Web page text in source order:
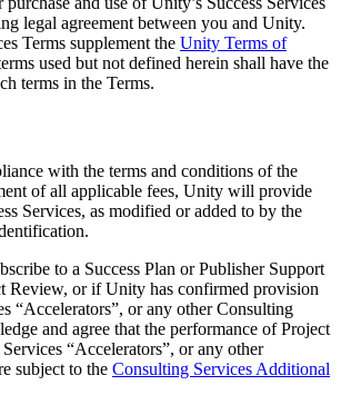
y operaciones de juego en vivo
aplicación
de la aplicación en tiendas físicas y en el
(D2C).
con los juegos adecuados
Monetizar con Unity
en tienda en experiencias en línea
y las experiencias en el automóvil
mundo real
y bloques de construcción
y consejos técnicos
de prensa
creadores e insiders
de Unity en todo el mundo
prácticas
fines educativos
a tu institución
de Unity
legal agreement between you and Unity.
Terms supplement the Unity Terms of
used but not defined herein shall have the
terms in the Terms.
with the terms and conditions of the
of all applicable fees, Unity will provide
Services, as modified or added to by the
to a Success Plan or Publisher Support
Review, or if Unity has confirmed provision
“Accelerators”, or any other Consulting
and agree that the performance of Project
“Accelerators”, or any other
subject to the Consulting Services Additional